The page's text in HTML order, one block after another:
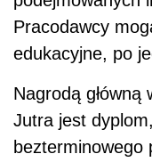
Pracodawcy
edukacyjne, po
Nagrodą
Jutra jest
bezterminowego